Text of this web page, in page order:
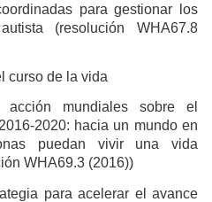
para gestionar los
(resolución WHA67.8
curso de la vida
mundiales sobre el
2020: hacia un mundo en
puedan vivir una vida
WHA69.3 (2016))
para acelerar el avance